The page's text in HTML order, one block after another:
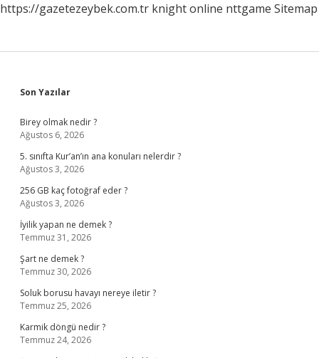
https://gazetezeybek.com.tr knight online nttgame Sitemap
Sidebar
Son Yazılar
Birey olmak nedir ?
Ağustos 6, 2026
5. sınıfta Kur’an’ın ana konuları nelerdir ?
Ağustos 3, 2026
256 GB kaç fotoğraf eder ?
Ağustos 3, 2026
İyilik yapan ne demek ?
Temmuz 31, 2026
Şart ne demek ?
Temmuz 30, 2026
Soluk borusu havayı nereye iletir ?
Temmuz 25, 2026
Karmik döngü nedir ?
Temmuz 24, 2026